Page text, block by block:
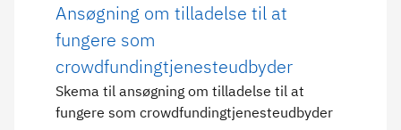
Ansøgning om tilladelse til at
fungere som
crowdfundingtjenesteudbyder
Skema til ansøgning om tilladelse til at
fungere som crowdfundingtjenesteudbyder